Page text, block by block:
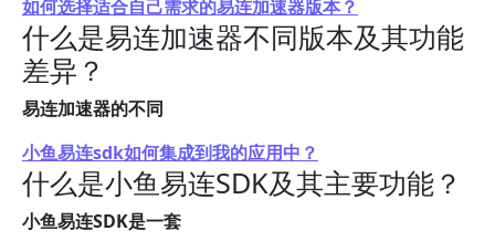
如何选择适合自己需求的易连加速器版本？
什么是易连加速器不同版本及其功能
差异？
易连加速器的不同
小鱼易连sdk如何集成到我的应用中？
什么是小鱼易连SDK及其主要功能？
小鱼易连SDK是一套